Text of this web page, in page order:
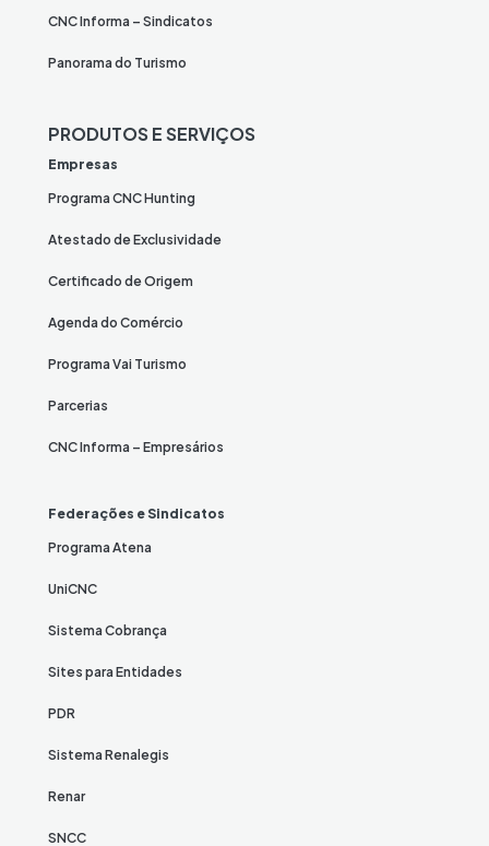
CNC Informa – Sindicatos
Panorama do Turismo
PRODUTOS E SERVIÇOS
Empresas
Programa CNC Hunting
Atestado de Exclusividade
Certificado de Origem
Agenda do Comércio
Programa Vai Turismo
Parcerias
CNC Informa – Empresários
Federações e Sindicatos
Programa Atena
UniCNC
Sistema Cobrança
Sites para Entidades
PDR
Sistema Renalegis
Renar
SNCC